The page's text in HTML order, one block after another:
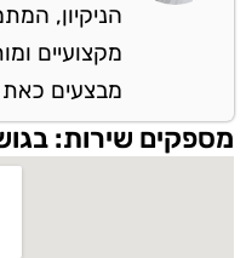
הניקיון,
מקצועיים
מבצעים כאת
מספקים שירות: